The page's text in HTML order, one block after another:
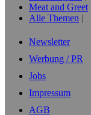
Meat and Greet
Alle Themen
Newsletter
Werbung / PR
Jobs
Impressum
AGB